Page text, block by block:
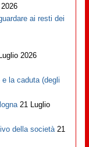
ai resti dei
2026
la caduta (degli
21 Luglio
della società 21